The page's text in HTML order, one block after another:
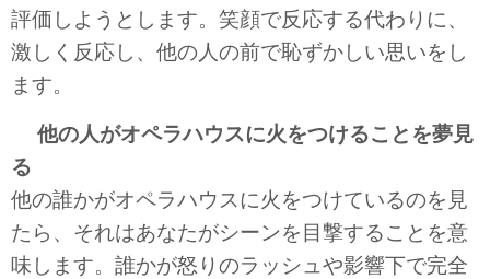
評価しようとします。笑顔で反応する代わりに、
激しく反応し、他の人の前で恥ずかしい思いをし
ます。
他の人がオペラハウスに火をつけることを夢見
る
他の誰かがオペラハウスに火をつけているのを見
たら、それはあなたがシーンを目撃することを意
味します。誰かが怒りのラッシュや影響下で完全